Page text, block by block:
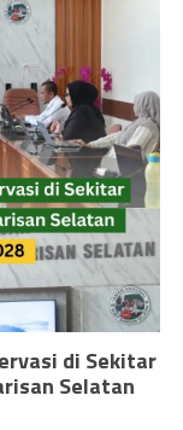
di Sekitar
Selatan